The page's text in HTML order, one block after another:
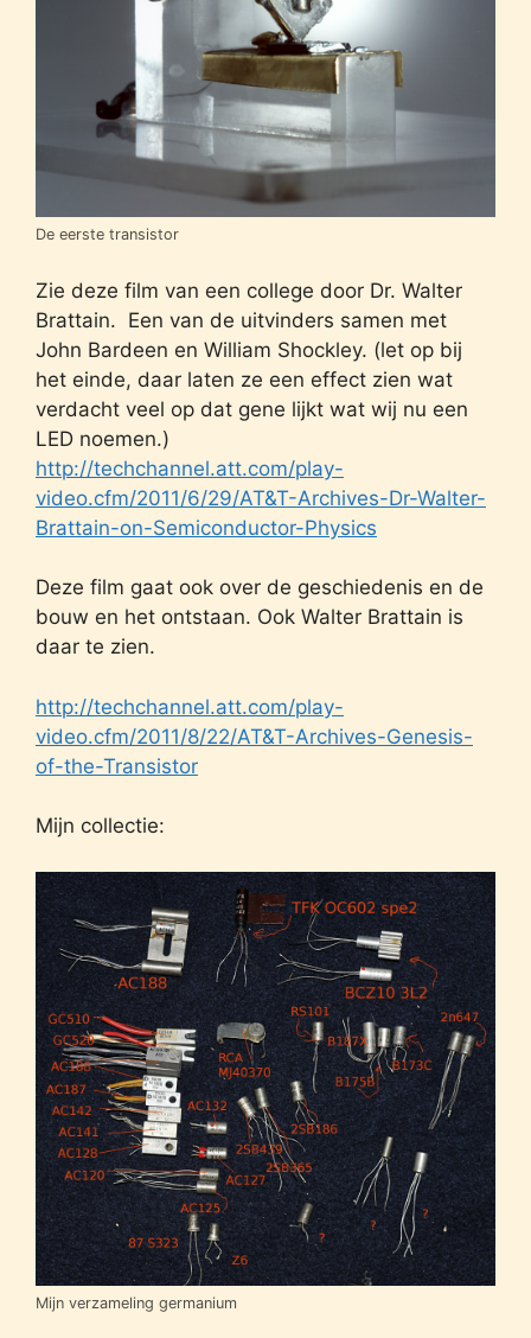
De eerste transistor
Zie deze film van een college door Dr. Walter
Brattain. Een van de uitvinders samen met
John Bardeen en William Shockley. (let op bij
het einde, daar laten ze een effect zien wat
verdacht veel op dat gene lijkt wat wij nu een
LED noemen.)
http://techchannel.att.com/play-
video.cfm/2011/6/29/AT&T-Archives-Dr-Walter-
Brattain-on-Semiconductor-Physics
Deze film gaat ook over de geschiedenis en de
bouw en het ontstaan. Ook Walter Brattain is
daar te zien.
http://techchannel.att.com/play-
video.cfm/2011/8/22/AT&T-Archives-Genesis-
of-the-Transistor
Mijn collectie:
Mijn verzameling germanium